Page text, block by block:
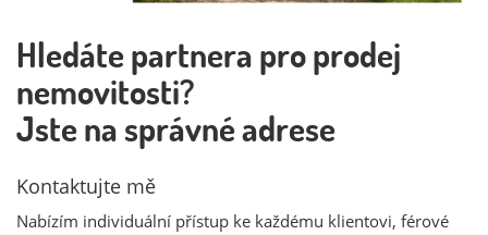
Hledáte partnera pro prodej
nemovitosti?
Jste na správné adrese
Kontaktujte mě
Nabízím individuální přístup ke každému klientovi, férové